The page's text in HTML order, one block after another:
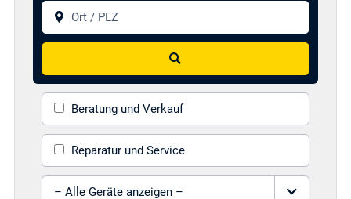
Ort / PLZ
Suchen
Beratung und Verkauf
Reparatur und Service
Gerät auswählen